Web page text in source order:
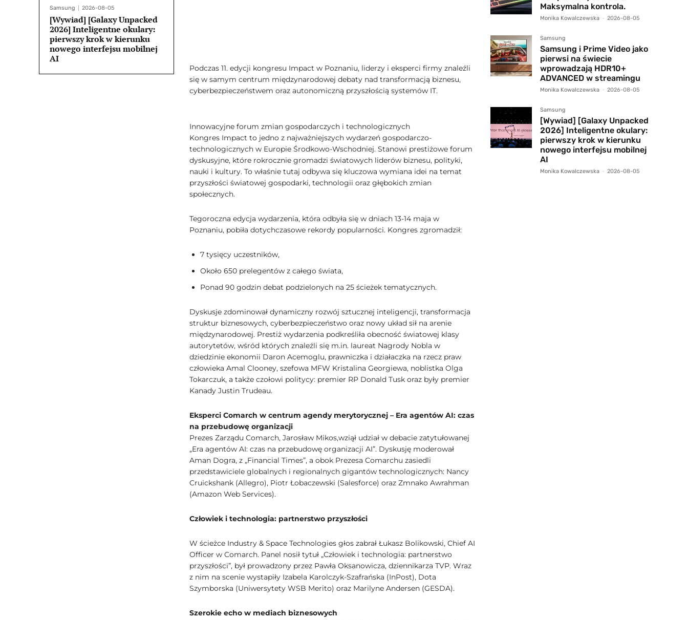
Samsung 2026-08-05
[Wywiad] [Galaxy Unpacked
2026] Inteligentne okulary:
pierwszy krok w kierunku
nowego interfejsu mobilnej
AI
Podczas 11. edycji kongresu Impact w Poznaniu, liderzy i eksperci firmy znaleźli
się w samym centrum międzynarodowej debaty nad transformacją biznesu,
cyberbezpieczeństwem oraz autonomiczną przyszłością systemów IT.
Innowacyjne forum zmian gospodarczych i technologicznych
Kongres Impact to jedno z najważniejszych wydarzeń gospodarczo-
technologicznych w Europie Środkowo-Wschodniej. Stanowi prestiżowe forum
dyskusyjne, które rokrocznie gromadzi światowych liderów biznesu, polityki,
nauki i kultury. To właśnie tutaj odbywa się kluczowa wymiana idei na temat
przyszłości światowej gospodarki, technologii oraz głębokich zmian
społecznych.
Tegoroczna edycja wydarzenia, która odbyła się w dniach 13-14 maja w
Poznaniu, pobiła dotychczasowe rekordy popularności. Kongres zgromadził:
7 tysięcy uczestników,
Około 650 prelegentów z całego świata,
Ponad 90 godzin debat podzielonych na 25 ścieżek tematycznych.
Dyskusje zdominował dynamiczny rozwój sztucznej inteligencji, transformacja
struktur biznesowych, cyberbezpieczeństwo oraz nowy układ sił na arenie
międzynarodowej. Prestiż wydarzenia podkreśliła obecność światowej klasy
autorytetów, wśród których znaleźli się m.in. laureat Nagrody Nobla w
dziedzinie ekonomii Daron Acemoglu, prawniczka i działaczka na rzecz praw
człowieka Amal Clooney, szefowa MFW Kristalina Georgiewa, noblistka Olga
Tokarczuk, a także czołowi politycy: premier RP Donald Tusk oraz były premier
Kanady Justin Trudeau.
Eksperci Comarch w centrum agendy merytorycznej – Era agentów AI: czas
na przebudowę organizacji
Prezes Zarządu Comarch, Jarosław Mikos,wziął udział w debacie zatytułowanej
„Era agentów AI: czas na przebudowę organizacji AI”. Dyskusję moderował
Aman Dogra, z „Financial Times”, a obok Prezesa Comarchu zasiedli
przedstawiciele globalnych i regionalnych gigantów technologicznych: Nancy
Cruickshank (Allegro), Piotr Łobaczewski (Salesforce) oraz Zmnako Awrahman
(Amazon Web Services).
Człowiek i technologia: partnerstwo przyszłości
W ścieżce Industry & Space Technologies głos zabrał Łukasz Bolikowski, Chief AI
Officer w Comarch. Panel nosił tytuł „Człowiek i technologia: partnerstwo
przyszłości”, był prowadzony przez Pawła Oksanowicza, dziennikarza TVP. Wraz
z nim na scenie wystapiły Izabela Karolczyk-Szafrańska (InPost), Dota
Szymborska (Uniwersytety WSB Merito) oraz Marilyne Andersen (GESDA).
Szerokie echo w mediach biznesowych
Maksymalna kontrola.
Monika Kowalczewska - 2026-08-05
Samsung
Samsung i Prime Video jako
pierwsi na świecie
wprowadzają HDR10+
ADVANCED w streamingu
Monika Kowalczewska - 2026-08-05
Samsung
[Wywiad] [Galaxy Unpacked
2026] Inteligentne okulary:
pierwszy krok w kierunku
nowego interfejsu mobilnej
AI
Monika Kowalczewska - 2026-08-05